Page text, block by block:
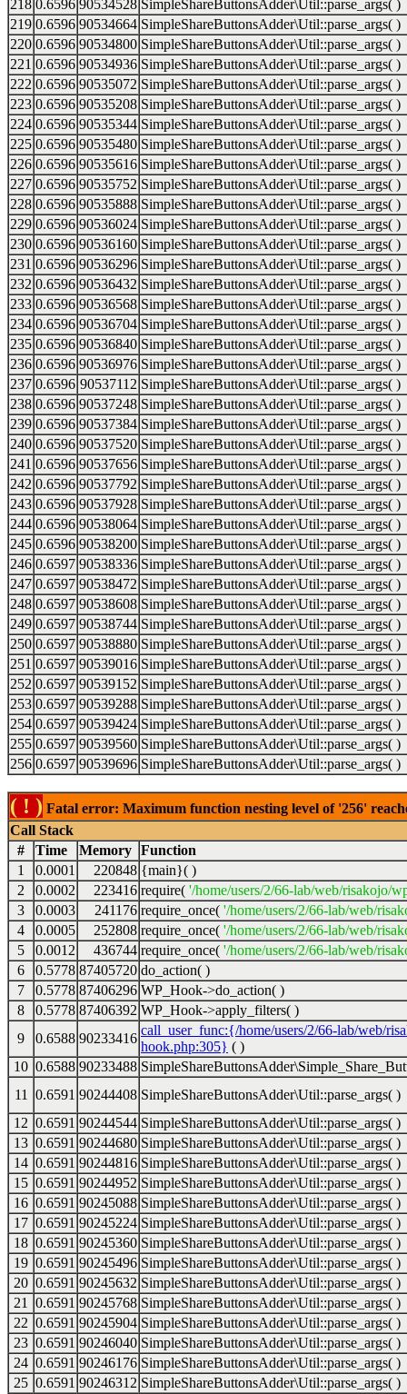
218 0.6596 90534528 SimpleShareButtonsAdder\Util::parse_args( )
219 0.6596 90534664 SimpleShareButtonsAdder\Util::parse_args( )
220 0.6596 90534800 SimpleShareButtonsAdder\Util::parse_args( )
221 0.6596 90534936 SimpleShareButtonsAdder\Util::parse_args( )
222 0.6596 90535072 SimpleShareButtonsAdder\Util::parse_args( )
223 0.6596 90535208 SimpleShareButtonsAdder\Util::parse_args( )
224 0.6596 90535344 SimpleShareButtonsAdder\Util::parse_args( )
225 0.6596 90535480 SimpleShareButtonsAdder\Util::parse_args( )
226 0.6596 90535616 SimpleShareButtonsAdder\Util::parse_args( )
227 0.6596 90535752 SimpleShareButtonsAdder\Util::parse_args( )
228 0.6596 90535888 SimpleShareButtonsAdder\Util::parse_args( )
229 0.6596 90536024 SimpleShareButtonsAdder\Util::parse_args( )
230 0.6596 90536160 SimpleShareButtonsAdder\Util::parse_args( )
231 0.6596 90536296 SimpleShareButtonsAdder\Util::parse_args( )
232 0.6596 90536432 SimpleShareButtonsAdder\Util::parse_args( )
233 0.6596 90536568 SimpleShareButtonsAdder\Util::parse_args( )
234 0.6596 90536704 SimpleShareButtonsAdder\Util::parse_args( )
235 0.6596 90536840 SimpleShareButtonsAdder\Util::parse_args( )
236 0.6596 90536976 SimpleShareButtonsAdder\Util::parse_args( )
237 0.6596 90537112 SimpleShareButtonsAdder\Util::parse_args( )
238 0.6596 90537248 SimpleShareButtonsAdder\Util::parse_args( )
239 0.6596 90537384 SimpleShareButtonsAdder\Util::parse_args( )
240 0.6596 90537520 SimpleShareButtonsAdder\Util::parse_args( )
241 0.6596 90537656 SimpleShareButtonsAdder\Util::parse_args( )
242 0.6596 90537792 SimpleShareButtonsAdder\Util::parse_args( )
243 0.6596 90537928 SimpleShareButtonsAdder\Util::parse_args( )
244 0.6596 90538064 SimpleShareButtonsAdder\Util::parse_args( )
245 0.6596 90538200 SimpleShareButtonsAdder\Util::parse_args( )
246 0.6597 90538336 SimpleShareButtonsAdder\Util::parse_args( )
247 0.6597 90538472 SimpleShareButtonsAdder\Util::parse_args( )
248 0.6597 90538608 SimpleShareButtonsAdder\Util::parse_args( )
249 0.6597 90538744 SimpleShareButtonsAdder\Util::parse_args( )
250 0.6597 90538880 SimpleShareButtonsAdder\Util::parse_args( )
251 0.6597 90539016 SimpleShareButtonsAdder\Util::parse_args( )
252 0.6597 90539152 SimpleShareButtonsAdder\Util::parse_args( )
253 0.6597 90539288 SimpleShareButtonsAdder\Util::parse_args( )
254 0.6597 90539424 SimpleShareButtonsAdder\Util::parse_args( )
255 0.6597 90539560 SimpleShareButtonsAdder\Util::parse_args( )
256 0.6597 90539696 SimpleShareButtonsAdder\Util::parse_args( )
( ! ) Fatal error: Maximum function nesting level of '256'
Call Stack
#
Time Memory Function
1
0.0001 220848 {main}( )
2
0.0002 223416 require( '/home/users/2/66-lab/web/risakojo/
3
0.0003 241176 require_once( '/home/users/2/66-lab/web/
4
0.0005 252808 require_once( '/home/users/2/66-lab/web/
5
0.0012 436744 require_once( '/home/users/2/66-lab/web/
6
0.5778 87405720 do_action( )
7
0.5778 87406296 WP_Hook->do_action( )
8
0.5778 87406392 WP_Hook->apply_filters( )
9
0.6588 90233416
call_user_func:{/home/users/2/66-lab/web/
hook.php:305} ( )
10 0.6588 90233488
11
0.6591 90244408 SimpleShareButtonsAdder\Util::parse_args( )
12 0.6591 90244544 SimpleShareButtonsAdder\Util::parse_args( )
13 0.6591 90244680 SimpleShareButtonsAdder\Util::parse_args( )
14 0.6591 90244816 SimpleShareButtonsAdder\Util::parse_args( )
15 0.6591 90244952 SimpleShareButtonsAdder\Util::parse_args( )
16 0.6591 90245088 SimpleShareButtonsAdder\Util::parse_args( )
17 0.6591 90245224 SimpleShareButtonsAdder\Util::parse_args( )
18 0.6591 90245360 SimpleShareButtonsAdder\Util::parse_args( )
19 0.6591 90245496 SimpleShareButtonsAdder\Util::parse_args( )
20 0.6591 90245632 SimpleShareButtonsAdder\Util::parse_args( )
21
0.6591 90245768 SimpleShareButtonsAdder\Util::parse_args( )
22 0.6591 90245904 SimpleShareButtonsAdder\Util::parse_args( )
23 0.6591 90246040 SimpleShareButtonsAdder\Util::parse_args( )
24 0.6591 90246176 SimpleShareButtonsAdder\Util::parse_args( )
25 0.6591 90246312 SimpleShareButtonsAdder\Util::parse_args( )